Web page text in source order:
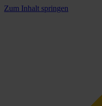
Zum Inhalt springen